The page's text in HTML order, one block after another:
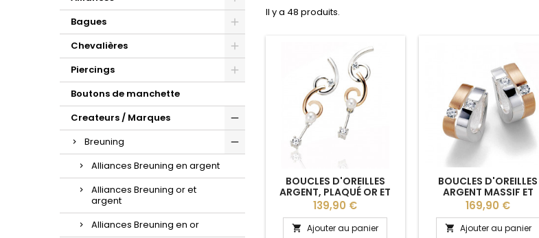
d'oreilles or et zirconium.
la sublime maille gourmette.
croix à porter au quotidien.
Bagues
Chevalières
Piercings
Boutons de manchette
Createurs / Marques
Breuning
Alliances Breuning en argent
Alliances Breuning or et
argent
Alliances Breuning en or
Il y a 48 produits.
BOUCLES D'OREILLES
ARGENT, PLAQUÉ OR ET
PERLES DE CHINE ET
ZIRCONIUMS BREUNING
Prix
139,90 €
 Ajouter au panier
BOUCLES D'OREILLES
ARGENT MASSIF ET
PLAQUÉ OR ET
ZIRCONIUMS BREUNING
Prix
169,90 €
 Ajouter au panier